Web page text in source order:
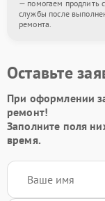
— помогаем продлить
службы после
ремонта.
Оставьте
При оформлении
ремонт!
Заполните поля
время.